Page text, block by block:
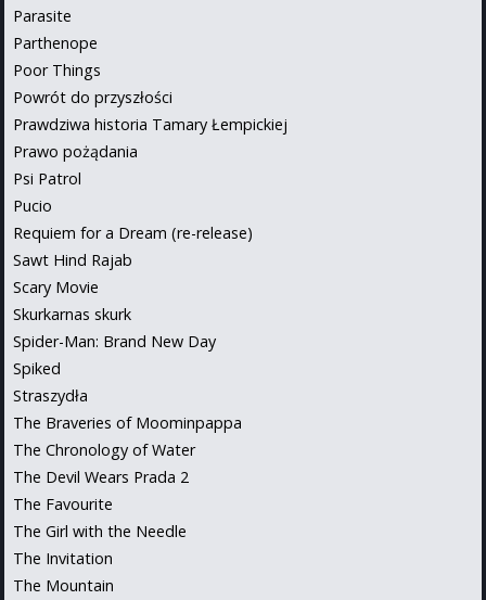
Parasite
Parthenope
Poor Things
Powrót do przyszłości
Prawdziwa historia Tamary Łempickiej
Prawo pożądania
Psi Patrol
Pucio
Requiem for a Dream (re-release)
Sawt Hind Rajab
Scary Movie
Skurkarnas skurk
Spider-Man: Brand New Day
Spiked
Straszydła
The Braveries of Moominpappa
The Chronology of Water
The Devil Wears Prada 2
The Favourite
The Girl with the Needle
The Invitation
The Mountain